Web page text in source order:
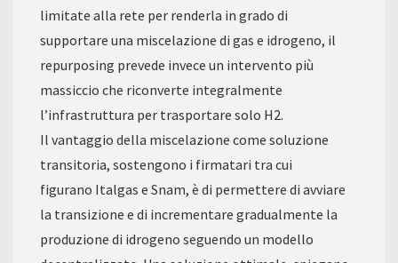
limitate alla rete per renderla in grado di
supportare una miscelazione di gas e idrogeno, il
repurposing prevede invece un intervento più
massiccio che riconverte integralmente
l’infrastruttura per trasportare solo H2.
Il vantaggio della miscelazione come soluzione
transitoria, sostengono i firmatari tra cui
figurano Italgas e Snam, è di permettere di avviare
la transizione e di incrementare gradualmente la
produzione di idrogeno seguendo un modello